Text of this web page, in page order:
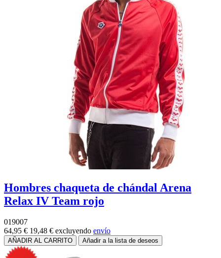
Hombres chaqueta de chándal Arena
Relax IV Team rojo
019007
64,95 € 19,48 € excluyendo envío